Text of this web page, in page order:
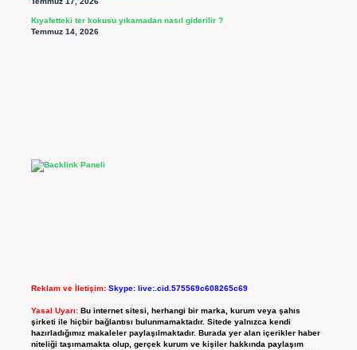
Kıyafetteki ter kokusu yıkamadan nasıl giderilir ?
Temmuz 14, 2026
Reklam ve İletişim: Skype: live:.cid.575569c608265c69
Yasal Uyarı: Bu internet sitesi, herhangi bir marka, kurum veya şahıs
şirketi ile hiçbir bağlantısı bulunmamaktadır. Sitede yalnızca kendi
hazırladığımız makaleler paylaşılmaktadır. Burada yer alan içerikler haber
niteliği taşımamakta olup, gerçek kurum ve kişiler hakkında paylaşım